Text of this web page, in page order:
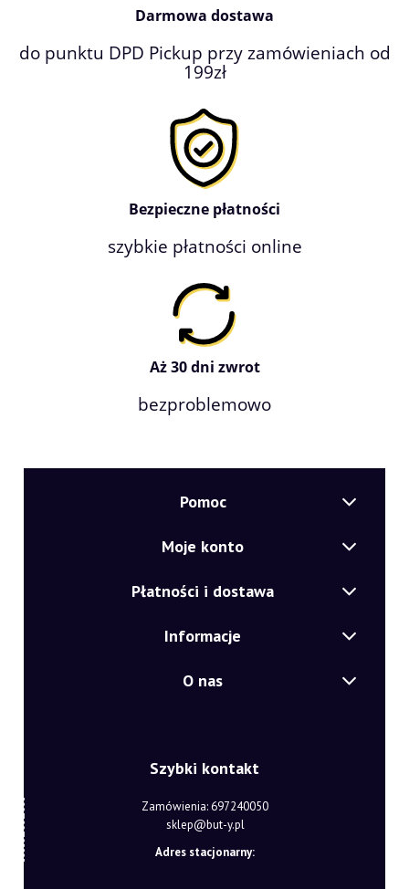
Darmowa dostawa
do punktu DPD Pickup przy zamówieniach od
199zł
Bezpieczne płatności
szybkie płatności online
Aż 30 dni zwrot
bezproblemowo
Pomoc
Moje konto
Płatności i dostawa
Informacje
O nas
Szybki kontakt
Zamówienia: 697240050
sklep@but-y.pl
Adres stacjonarny: